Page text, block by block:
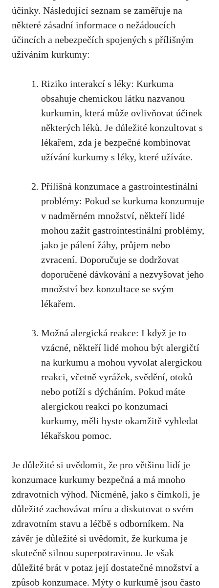
účinky.⁤ Následující seznam se zaměřuje na
⁤některé zásadní informace o nežádoucích
účincích‌ a nebezpečích spojených s přílišným
užíváním kurkumy:
Riziko interakcí s léky: Kurkuma
obsahuje chemickou látku nazvanou
kurkumin, která může ovlivňovat účinek
některých léků. Je důležité konzultovat s
lékařem, zda je bezpečné kombinovat
‌užívání‌ kurkumy s léky, které užíváte.
Přílišná konzumace a ‍gastrointestinální
⁣problémy:‍ Pokud ⁤se kurkuma konzumuje
v nadměrném‍ množství, někteří‌ lidé
mohou zažít gastrointestinální problémy,
jako je pálení žáhy,‍ průjem nebo
zvracení. ‍Doporučuje se⁤ dodržovat
‍doporučené dávkování a nezvyšovat jeho
množství bez⁤ konzultace se svým
lékařem.
Možná alergická reakce: I když je to
vzácné, někteří ⁢lidé​ mohou být alergičtí
‍na kurkumu a mohou vyvolat alergickou ​
reakci, včetně vyrážek, svědění, otoků
nebo potíží s dýcháním. Pokud máte
alergickou reakci ‍po konzumaci
kurkumy,‌ měli byste okamžitě vyhledat⁢
lékařskou pomoc.
Je důležité si uvědomit, že pro ⁤většinu lidí je
konzumace⁢ kurkumy bezpečná a má mnoho
zdravotních⁣ výhod. Nicméně,‍ jako s čímkoli, je
důležité zachovávat míru a‌ diskutovat‌ o svém
zdravotním stavu a léčbě s ‌odborníkem. Na
‍závěr‍ je důležité si uvědomit, že kurkuma je
skutečně silnou superpotravinou. Je však
důležité brát v potaz její dostatečné množství a
způsob konzumace. Mýty o kurkumě jsou často